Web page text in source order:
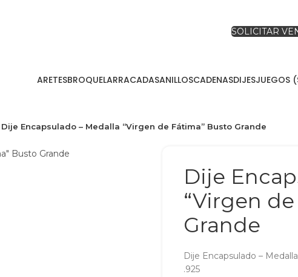
SOLICITAR
ARETESBROQUELARRACADASANILLOSCADENASDIJESJUEGOS
Dije Encapsulado – Medalla “Virgen de Fátima” Busto Grande
Dije
“Virgen
Grande
Dije Encapsulado –
.925